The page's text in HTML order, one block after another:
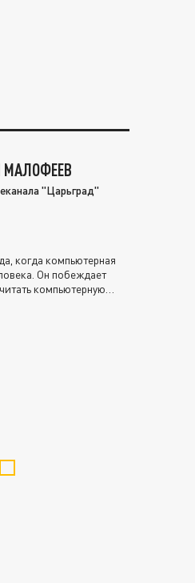
МАЛОФЕЕВ
"Царьград"
когда компьютерная
Он побеждает
компьютерную